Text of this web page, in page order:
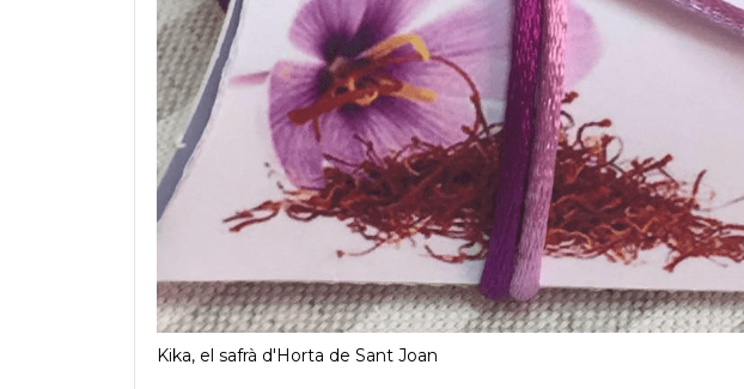
Kika, el safrà d'Horta de Sant Joan